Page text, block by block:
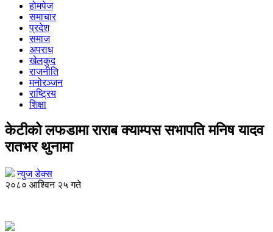
होमपेज
समाचार
प्रदेश
समाज
अपराध
खेलकुद
राजनीति
मनोरञ्जन
राष्ट्रिय
शिक्षा
केटीको लफडामा राराब क्याम्पस सभापति मनिष यादव
रातभर थुनामा
न्युज डेक्स
२०८० आश्विन २५ गते